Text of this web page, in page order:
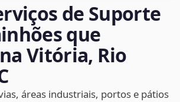
de Suporte
que
Vitória, Rio
áreas industriais, portos e pátios